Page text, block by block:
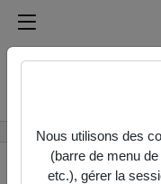
Rechercher
Accueil Vidéos
Nous utilisons des
(barre de menu
etc.), gérer la